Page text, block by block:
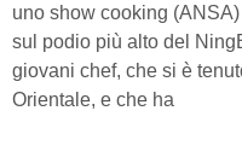
uno show cooking
sul podio più alto del
giovani chef, che si è
Orientale, e che ha